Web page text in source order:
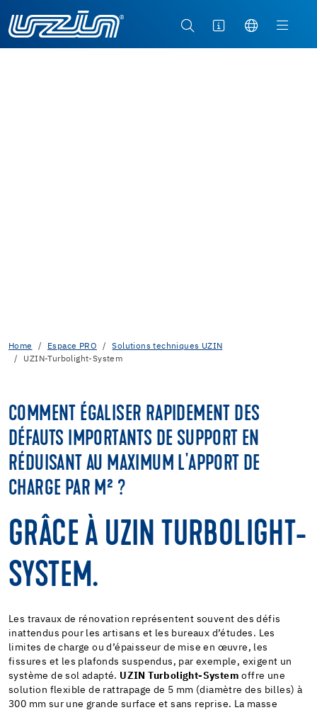
Home Espace PRO
Solutions techniques UZIN
UZIN-Turbolight-System
COMMENT ÉGALISER RAPIDEMENT DES
DÉFAUTS IMPORTANTS DE SUPPORT EN
RÉDUISANT AU MAXIMUM L'APPORT DE
CHARGE PAR M² ?
GRÂCE À UZIN TURBOLIGHT-
SYSTEM.
Les travaux de rénovation représentent souvent des défis
inattendus pour les artisans et les bureaux d’études. Les
limites de charge ou d’épaisseur de mise en œuvre, les
fissures et les plafonds suspendus, par exemple, exigent un
système de sol adapté. UZIN Turbolight-Systemoffre une
solution flexible de rattrapage de 5 mm (diamètre des billes) à
300 mm sur une grande surface et sans reprise. La masse